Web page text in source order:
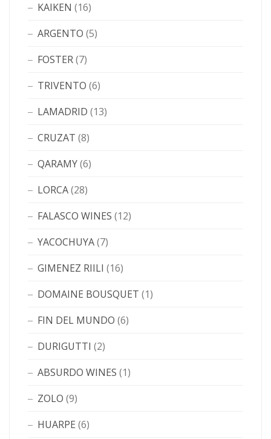
KAIKEN (16)
ARGENTO (5)
FOSTER(7)
TRIVENTO (6)
LAMADRID (13)
CRUZAT (8)
QARAMY(6)
LORCA(28)
FALASCO WINES (12)
YACOCHUYA(7)
GIMENEZ RIILI (16)
DOMAINE BOUSQUET (1)
FIN DEL MUNDO (6)
DURIGUTTI (2)
ABSURDO WINES (1)
ZOLO (9)
HUARPE (6)